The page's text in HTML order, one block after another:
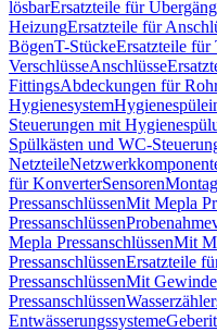
lösbarErsatzteile für
HeizungErsatzteile für
BögenT-StückeErsatzteile für
VerschlüsseAnschlüsse
FittingsAbdeckungen für
Hygienesystem
Steuerungen mit
Spülkästen und WC-
Netzteile
für KonverterSensoren
PressanschlüssenMit Mepla
Pressanschlüssen
Mepla PressanschlüssenMit
PressanschlüssenErsatzteile
PressanschlüssenMit
Pressanschlüssen
Entwässerungssysteme